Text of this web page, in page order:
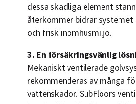
dessa skadliga element
återkommer bidrar systemet
och frisk inomhusmiljö.
3. En försäkringsvänlig
Mekaniskt ventilerade
rekommenderas av många
vattenskador. SubFloors